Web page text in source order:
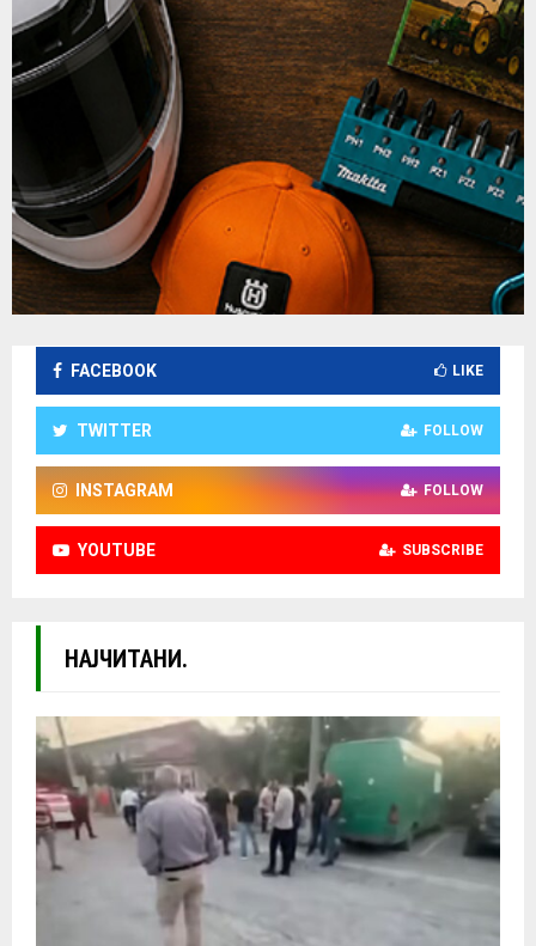
FACEBOOK LIKE
TWITTER FOLLOW
INSTAGRAM FOLLOW
YOUTUBE SUBSCRIBE
НАЈЧИТАНИ.